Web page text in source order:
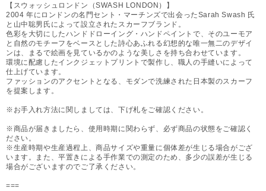
【スウォッシュロンドン（SWASH LONDON）】
2004 年にロンドンの名門セント・マーチンズで出会ったSarah Swash 氏
と山中聡男氏によって設立されたスカーフブランド。
色彩を大切にしたハンドドローイング・ハンドペイントで、そのユーモア
と自然のモチーフをベースとした詩心あふれる幻想的な唯一無二のデザイ
ンは、まるで絵画を見ているかのような美しさを持ち合わせています。
環境に配慮したインクジェットプリントで製作し、職人の手縫いによって
仕上げています。
ファッションのアクセントとなる、モダンで洗練された日本製のスカーフ
を提案します。
※お手入れ方法に関しましては、下げ札をご確認ください。
※商品が届きましたら、使用時期に関わらず、必ず商品の状態をご確認く
ださい。
※生産時期や生産過程上、商品サイズや重量に個体差が生じる場合がござ
います。また、平置きによる手作業での測定のため、多少の誤差が生じる
場合がございますのでご了承ください。
===